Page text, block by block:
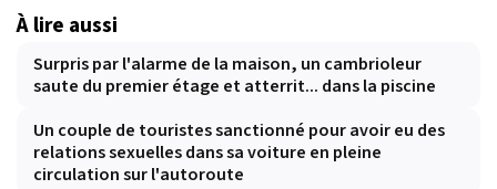
À lire aussi
Surpris par l'alarme de la maison, un cambrioleur
saute du premier étage et atterrit... dans la piscine
Un couple de touristes sanctionné pour avoir eu des
relations sexuelles dans sa voiture en pleine
circulation sur l'autoroute